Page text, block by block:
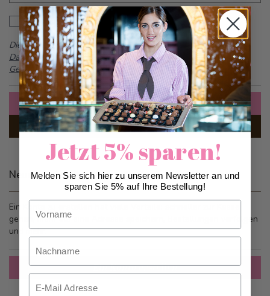
Passwort anzeigen
Dieses Formular ist durch reCAPTCHA geschützt -Google
Datenschutzbestimmungenund
Allgemeine
Geschäftsbedingungen
Anmelden
Passwort vergessen?
Neue Kunden
Ein Konto zu erstellen hat viele Vorteile: schneller zur Kasse
gehen, mehr als eine Adresse speichern, Bestellungen verfolgen
und mehr.
Ein Konto erstellen
Jetzt 5% sparen!
Melden Sie sich hier zu unserem Newsletter an und
sparen Sie 5% auf Ihre Bestellung!
Nachname
Email